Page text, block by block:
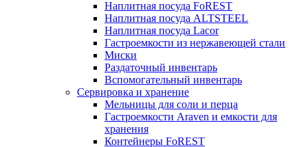
Наплитная посуда FoREST
Наплитная посуда ALTSTEEL
Наплитная посуда Lacor
Гастроемкости из нержавеющей стали
Миски
Раздаточный инвентарь
Вспомогательный инвентарь
Сервировка и хранение
Мельницы для соли и перца
Гастроемкости Araven и емкости для
хранения
Контейнеры FoREST